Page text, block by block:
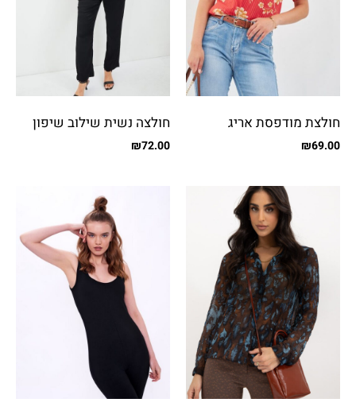
חולצת מודפסת אריג
₪69.00
חולצה נשית שילוב שיפון
מבריק₪72.00